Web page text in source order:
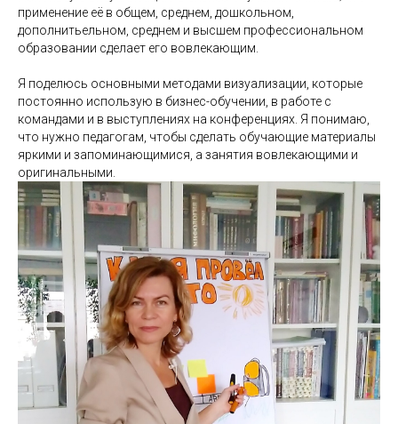
применение её в общем, среднем, дошкольном,
дополнитьельном, среднем и высшем профессиональном
образовании сделает его вовлекающим.
Я поделюсь основными методами визуализации, которые
постоянно использую в бизнес-обучении, в работе с
командами и в выступлениях на конференциях. Я понимаю,
что нужно педагогам, чтобы сделать обучающие материалы
яркими и запоминающимися, а занятия вовлекающими и
оригинальными.